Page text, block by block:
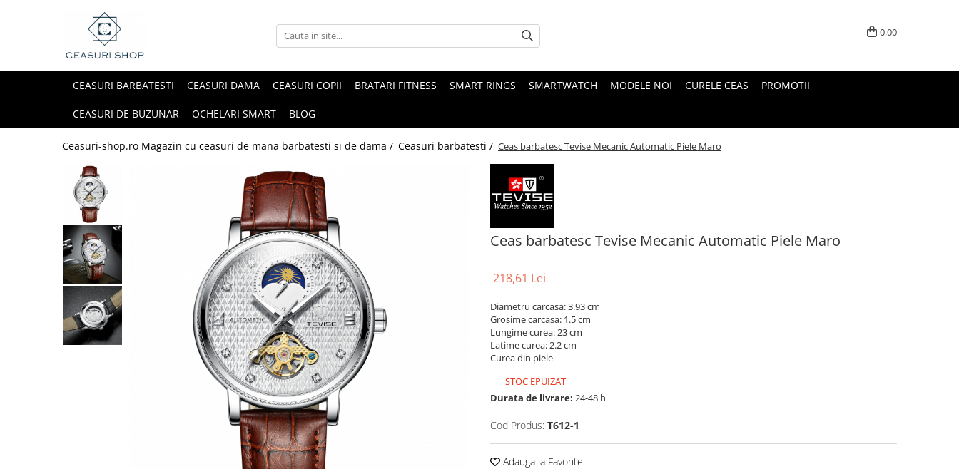
0,00
CEASURI BARBATESTI CEASURI DAMA CEASURI COPII BRATARI FITNESS SMART RINGS SMARTWATCH MODELE NOI CURELE CEAS PROMOTII
CEASURI DE BUZUNAR OCHELARI SMART BLOG
Ceasuri-shop.ro Magazin cu ceasuri de mana barbatesti si de dama / Ceasuri barbatesti / Ceas barbatesc Tevise Mecanic Automatic Piele Maro
Ceas barbatesc Tevise Mecanic Automatic Piele Maro
218,61 Lei
Diametru carcasa: 3.93 cm
Grosime carcasa: 1.5 cm
Lungime curea: 23 cm
Latime curea: 2.2 cm
Curea din piele
STOC EPUIZAT
Durata de livrare: 24-48 h
Cod Produs: T612-1
Adauga la Favorite